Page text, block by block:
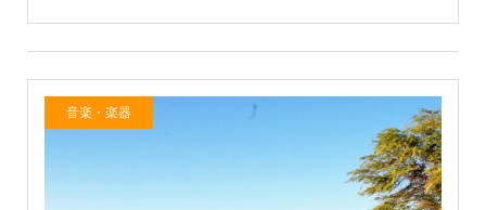
音楽・楽器